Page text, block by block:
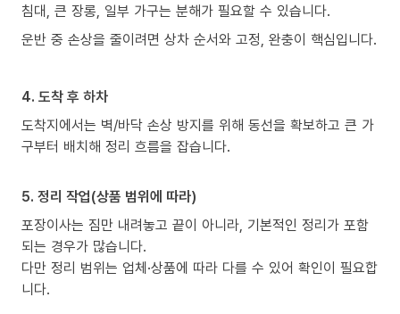
침대, 큰 장롱, 일부 가구는 분해가 필요할 수 있습니다.
운반 중 손상을 줄이려면 상차 순서와 고정, 완충이 핵심입니다.
4. 도착 후 하차
도착지에서는 벽/바닥 손상 방지를 위해 동선을 확보하고 큰 가
구부터 배치해 정리 흐름을 잡습니다.
5. 정리 작업(상품 범위에 따라)
포장이사는 짐만 내려놓고 끝이 아니라, 기본적인 정리가 포함
되는 경우가 많습니다.
다만 정리 범위는 업체·상품에 따라 다를 수 있어 확인이 필요합
니다.